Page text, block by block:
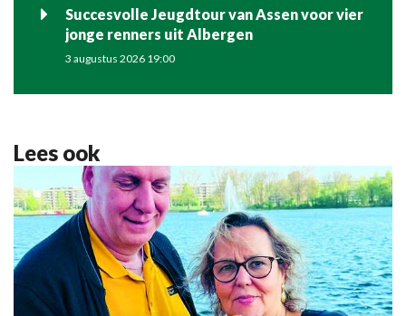
Succesvolle Jeugdtour van Assen voor vier
jonge renners uit Albergen
3 augustus 2026 19:00
Lees ook